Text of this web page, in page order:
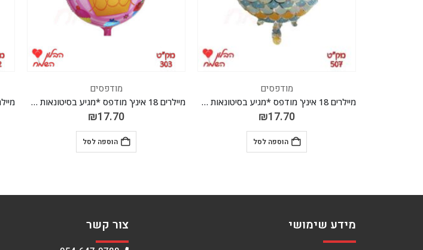
מודפסים
מיילרים 18 אינץ' מודפס *מגיע בסיטונאות חבילה של 5 יח' *
₪17.70
הוספה לסל
מודפסים
מיילרים 18 אינץ' מודפס *מגיע בסיטונאות חבילה של 5 יח'*
₪17.70
הוספה לסל
מידע שימושי צור קשר